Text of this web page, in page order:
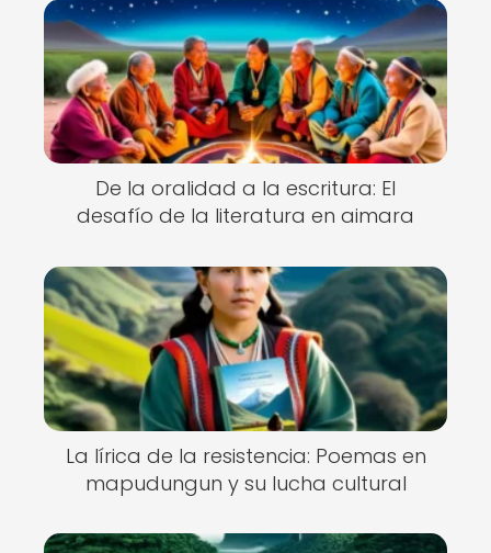
De la oralidad a la escritura: El
desafío de la literatura en aimara
La lírica de la resistencia: Poemas en
mapudungun y su lucha cultural